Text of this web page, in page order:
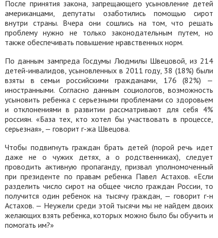
После принятия закона, запрещающего усыновление детей
американцами, депутаты озаботились помощью сирот
внутри страны. Вчера они сошлись на том, что решать
проблему нужно не только законодательным путем, но
также обеспечивать повышение нравственных норм.
По данным зампреда Госдумы Людмилы Швецовой, из 214
детей-инвалидов, усыновленных в 2011 году, 38 (18%) были
взяты в семьи российскими гражданами, 176 (82%) —
иностранными. Согласно данным социологов, возможность
усыновить ребенка с серьезными проблемами со здоровьем
и отклонениями в развитии рассматривают для себя 4%
россиян. «База тех, кто хотел бы участвовать в процессе,
серьезная», — говорит г-жа Швецова.
Чтобы подвигнуть граждан брать детей (порой речь идет
даже не о чужих детях, а о родственниках), следует
проводить активную пропаганду, призвал уполномоченный
при президенте по правам ребенка Павел Астахов. «Если
разделить число сирот на общее число граждан России, то
получится один ребенок на тысячу граждан, — говорит г-н
Астахов. — Неужели среди этой тысячи мы не найдем двоих
желающих взять ребенка, которых можно было бы обучить и
помогать им?»